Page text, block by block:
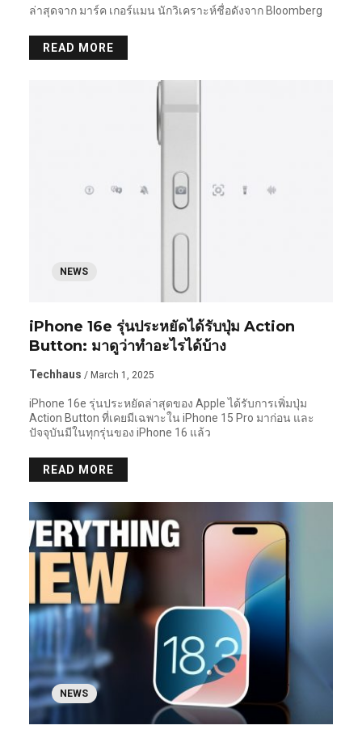
ล่าสุดจาก มาร์ค เกอร์แมน นักวิเคราะห์ชื่อดังจาก Bloomberg
READ MORE
NEWS
iPhone 16e รุ่นประหยัดได้รับปุ่ม Action
Button: มาดูว่าทำอะไรได้บ้าง
Techhaus / March 1, 2025
iPhone 16e รุ่นประหยัดล่าสุดของ Apple ได้รับการเพิ่มปุ่ม
Action Button ที่เคยมีเฉพาะใน iPhone 15 Pro มาก่อน และ
ปัจจุบันมีในทุกรุ่นของ iPhone 16 แล้ว
READ MORE
NEWS